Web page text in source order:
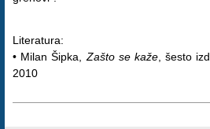
Literatura:
• Milan Šipka, Zašto se kaže , šesto
2010